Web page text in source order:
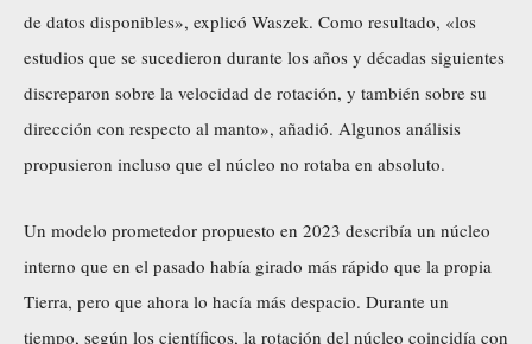
de datos disponibles», explicó Waszek. Como resultado, «los
estudios que se sucedieron durante los años y décadas siguientes
discreparon sobre la velocidad de rotación, y también sobre su
dirección con respecto al manto», añadió. Algunos análisis
propusieron incluso que el núcleo no rotaba en absoluto.
Un modelo prometedor propuesto en 2023 describía un núcleo
interno que en el pasado había girado más rápido que la propia
Tierra, pero que ahora lo hacía más despacio. Durante un
tiempo, según los científicos, la rotación del núcleo coincidía con